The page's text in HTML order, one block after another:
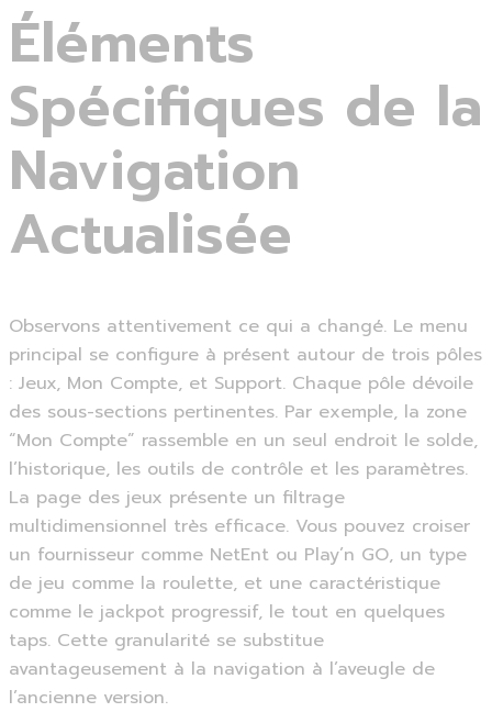
Éléments
Spécifiques de la
Navigation
Actualisée
Observons attentivement ce qui a changé. Le menu
principal se configure à présent autour de trois pôles
: Jeux, Mon Compte, et Support. Chaque pôle dévoile
des sous-sections pertinentes. Par exemple, la zone
“Mon Compte” rassemble en un seul endroit le solde,
l’historique, les outils de contrôle et les paramètres.
La page des jeux présente un filtrage
multidimensionnel très efficace. Vous pouvez croiser
un fournisseur comme NetEnt ou Play’n GO, un type
de jeu comme la roulette, et une caractéristique
comme le jackpot progressif, le tout en quelques
taps. Cette granularité se substitue
avantageusement à la navigation à l’aveugle de
l’ancienne version.